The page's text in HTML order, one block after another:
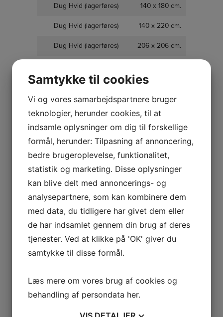
Dug Hvid (lagerføres) 140 x 180 cm.
Dug Hvid (lagerføres) 140 x 220 cm.
Dug Hvid (lagerføres) 206 x 206 cm.
Dug Hvid (lagerføres) 140 x 250 cm.
Dug Hvid (lagerføres) 180 x 180 cm
Dug Gl. Rosa 140 x 175 cm.
Dug Gl. Rosa 140 x 210 cm.
Dug Lyseblå 140 x 175 cm.
Dug Lyseblå 140 x 210 cm.
Dug Tobacco 140 x 210 cm.
Dug Koksgrå 140 x 175 cm.
Dug Grøn Almond 140 x 210 cm.
Samtykke til cookies
Vi og vores samarbejdspartnere bruger
teknologier, herunder cookies, til at
indsamle oplysninger om dig til forskellige
formål, herunder: Tilpasning af annoncering,
bedre brugeroplevelse, funktionalitet,
statistik og marketing. Disse oplysninger
kan blive delt med annoncerings- og
analysepartnere, som kan kombinere dem
med data, du tidligere har givet dem eller
de har indsamlet gennem din brug af deres
tjenester. Ved at klikke på 'OK' giver du
samtykke til disse formål.
Læs mere om vores brug af cookies og
behandling af persondata her.